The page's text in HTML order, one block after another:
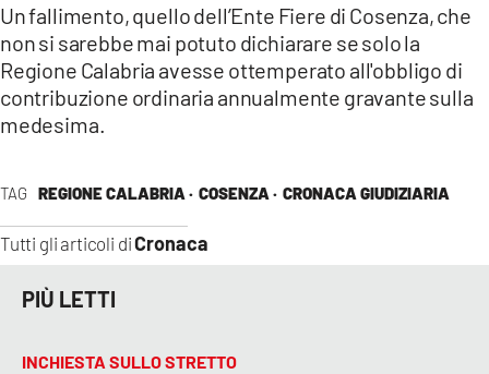
TAG REGIONE CALABRIA · COSENZA · CRONACA GIUDIZIARIA
Tutti gli articoli diCronaca
Un fallimento, quello dell’Ente Fiere di Cosenza, che
non si sarebbe mai potuto dichiarare se solo la
Regione Calabria avesse ottemperato all'obbligo di
contribuzione ordinaria annualmente gravante sulla
medesima.
PIÙ LETTI
INCHIESTA SULLO STRETTO